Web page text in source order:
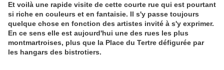
Et voilà une rapide visite de cette courte rue qui est pourtant
si riche en couleurs et en fantaisie. Il s'y passe toujours
quelque chose en fonction des artistes invité à s'y exprimer.
En ce sens elle est aujourd'hui une des rues les plus
montmartroises, plus que la Place du Tertre défigurée par
les hangars des bistrotiers.